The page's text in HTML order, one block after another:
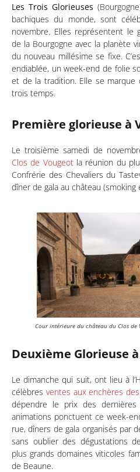
Les Trois Glorieuses
bachiques du monde, sont
novembre. Elles représentent le
de la Bourgogne avec la planète
du nouveau millésime se fixe.
endiablée, un week-end de folie
et de la tradition. Elle se
trois temps.
Première glorieuse à
Le troisième samedi de
Clos de Vougeotla réunion du
Confrérie des Chevaliers du
dîner de gala au château
Cour intérieure du château du Clos de
Deuxième Glorieuse
Le dimanche qui suit, ont lieu à
célèbres ventes aux enchères des
dépendre le prix des dernières
animations ponctuent ce week-
rue, dîners de gala organisés par
sans oublier des dégustations
plus grands domaines viticoles
de Beaune.